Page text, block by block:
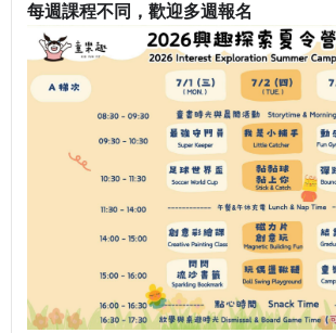
每週課程不同，歡迎多週報名